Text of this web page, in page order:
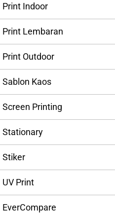
Print Indoor
Print Lembaran
Print Outdoor
Sablon Kaos
Screen Printing
Stationary
Stiker
UV Print
EverCompare